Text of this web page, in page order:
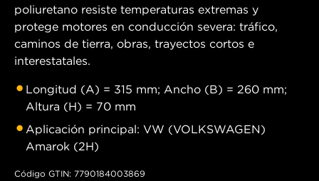
poliuretano resiste temperaturas extremas y
protege motores en conducción severa: tráfico,
caminos de tierra, obras, trayectos cortos e
interestatales.
Longitud (A) = 315 mm; Ancho (B) = 260 mm;
Altura (H) = 70 mm
Aplicación principal: VW (VOLKSWAGEN)
Amarok (2H)
Código GTIN: 7790184003869